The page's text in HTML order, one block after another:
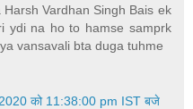
Vardhan Singh Bais ek
ydi na ho to hamse samprk
vansavali bta duga tuhme
को 11:38:00 pm IST बजे